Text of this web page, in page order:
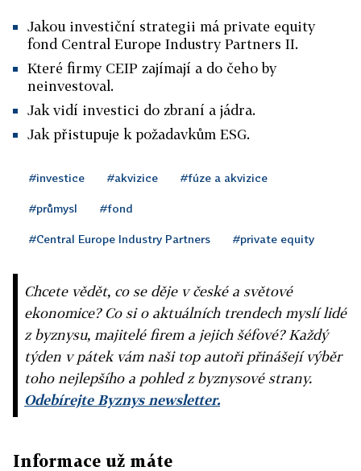
Jakou investiční strategii má private equity
fond Central Europe Industry Partners II.
Které firmy CEIP zajímají a do čeho by
neinvestoval.
Jak vidí investici do zbraní a jádra.
Jak přistupuje k požadavkům ESG.
#investice #akvizice #fúze a akvizice
#průmysl #fond
#Central Europe Industry Partners #private equity
Chcete vědět, co se děje v české a světové
ekonomice? Co si o aktuálních trendech myslí lidé
z byznysu, majitelé firem a jejich šéfové? Každý
týden v pátek vám naši top autoři přinášejí výběr
toho nejlepšího a pohled z byznysové strany.
Odebírejte Byznys newsletter.
Informace už máte